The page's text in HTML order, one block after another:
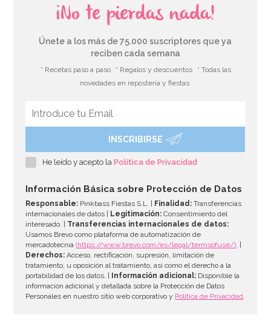
Molde Dora la Exploradora
AÑADIR
¡No te pierdas nada!
Únete a los más de 75.000 suscriptores que ya
reciben cada semana
* Recetas paso a paso * Regalos y descuentos
* Todas las
novedades en repostería y fiestas
INSCRIBIRSE
He leído y acepto laPolítica de Privacidad
Información Básica sobre Protección de Datos
Responsable: Pinkbass Fiestas S.L. | Finalidad: Transferencias
internacionales de datos |
Legitimación: Consentimiento del
interesado. | Transferencias internacionales de datos:
Usamos Brevo como plataforma de automatización de
mercadotecnia(https://www.brevo.com/es/legal/termsofuse/). |
Derechos: Acceso, rectificación, supresión, limitación de
tratamiento, u oposición al tratamiento, así como el derecho a la
portabilidad de los datos. |
Información adicional: Disponible la
información adicional y detallada sobre la Protección de Datos
Personales en nuestro sitio web corporativo y Política de Privacidad.